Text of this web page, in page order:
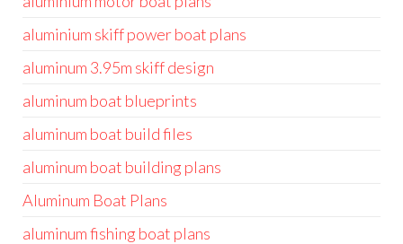
aluminium skiff power boat plans
aluminum 3.95m skiff design
aluminum boat blueprints
aluminum boat build files
aluminum boat building plans
Aluminum Boat Plans
aluminum fishing boat plans